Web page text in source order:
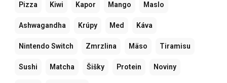
Pizza Kiwi Kapor Mango Maslo
Ashwagandha Krúpy Med Káva
Nintendo Switch Zmrzlina Mäso Tiramisu
Sushi Matcha Šišky Protein Noviny